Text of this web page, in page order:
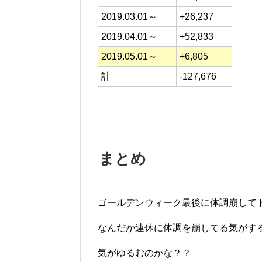
2019.03.01～
+26,237
2019.04.01～
+52,833
2019.05.01～
+6,805
計
-127,676
まとめ
ゴールデンウィーク最後に体調崩して
なんだか連休に体調を崩してる気がす
気がゆるむのかな？？